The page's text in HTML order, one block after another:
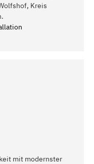
Kreis
mit modernster